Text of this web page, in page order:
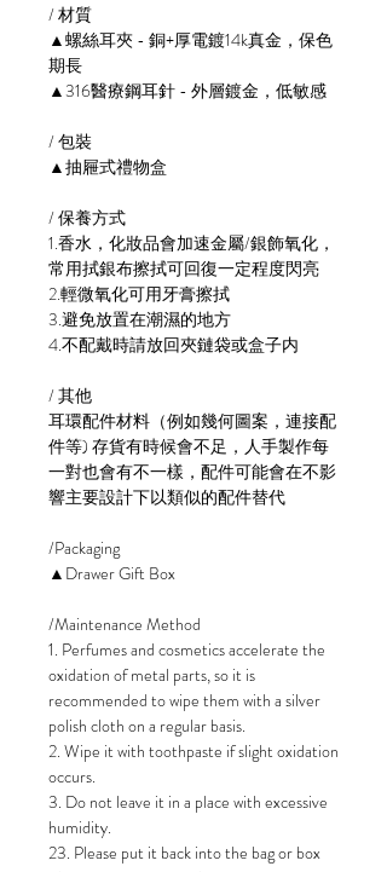
/ 材質
▲螺絲耳夾 - 銅+厚電鍍14k真金，保色
期長
▲316醫療鋼耳針 - 外層鍍金，低敏感
/ 包裝
▲抽屜式禮物盒
/ 保養方式
1.香水，化妝品會加速金屬/銀飾氧化，
常用拭銀布擦拭可回復一定程度閃亮
2.輕微氧化可用牙膏擦拭
3.避免放置在潮濕的地方
4.不配戴時請放回夾鏈袋或盒子内
/ 其他
耳環配件材料（例如幾何圖案，連接配
件等) 存貨有時候會不足，人手製作每
一對也會有不一樣，配件可能會在不影
響主要設計下以類似的配件替代
/Packaging
▲Drawer Gift Box
/Maintenance Method
1. Perfumes and cosmetics accelerate the
oxidation of metal parts, so it is
recommended to wipe them with a silver
polish cloth on a regular basis.
2. Wipe it with toothpaste if slight oxidation
occurs.
3. Do not leave it in a place with excessive
humidity.
23. Please put it back into the bag or box